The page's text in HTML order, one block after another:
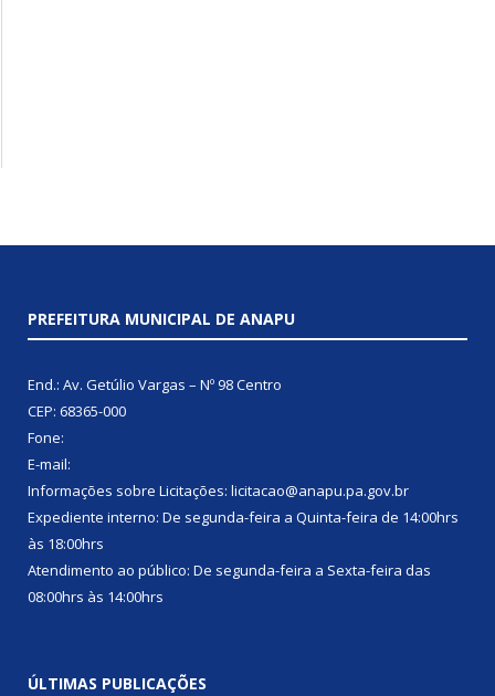
PREFEITURA MUNICIPAL DE ANAPU
End.: Av. Getúlio Vargas – Nº 98 Centro
CEP: 68365-000
Fone:
E-mail:
Informações sobre Licitações: licitacao@anapu.pa.gov.br
Expediente interno: De segunda-feira a Quinta-feira de 14:00hrs
às 18:00hrs
Atendimento ao público: De segunda-feira a Sexta-feira das
08:00hrs às 14:00hrs
ÚLTIMAS PUBLICAÇÕES